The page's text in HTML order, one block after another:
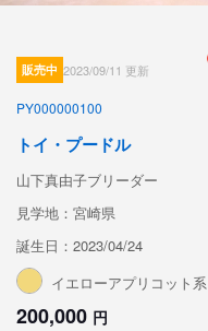
販売中 2023/09/11 更新
PY000000100
トイ・プードル
山下真由子ブリーダー
見学地：宮崎県
誕生日：2023/04/24
イエローアプリコット系
200,000 円